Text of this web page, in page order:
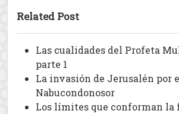
Related Post
Las cualidades del Profeta
parte 1
La invasión de Jerusalén por
Nabucondonosor
Los límites que conforman la